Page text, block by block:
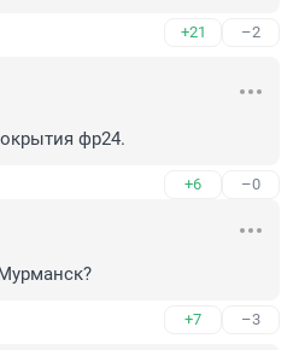
+21 –2
фр24.
+6 –0
+7 –3